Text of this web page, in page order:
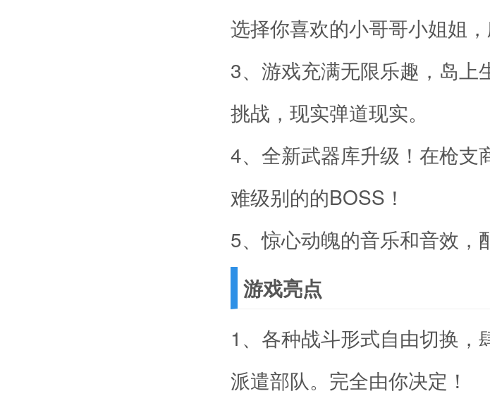
选择你喜欢的小哥哥小姐姐
3、游戏充满无限乐趣，岛上
挑战，现实弹道现实。
4、全新武器库升级！在枪支
难级别的的BOSS！
5、惊心动魄的音乐和音效，
游戏亮点
1、各种战斗形式自由切换
派遣部队。完全由你决定！